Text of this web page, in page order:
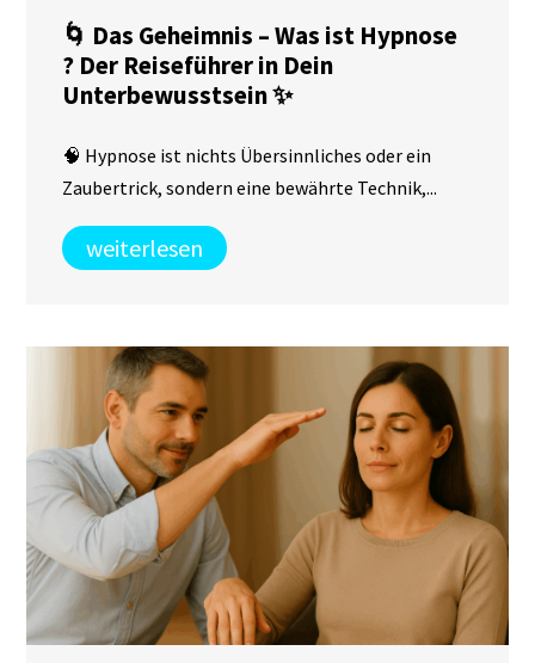
🌀 Das Geheimnis – Was ist Hypnose
? Der Reiseführer in Dein
Unterbewusstsein ✨
🧠 Hypnose ist nichts Übersinnliches oder ein
Zaubertrick, sondern eine bewährte Technik,...
weiterlesen